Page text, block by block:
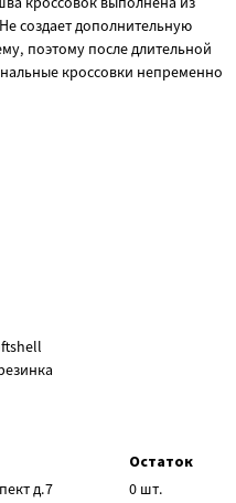
создает дополнительную
поэтому после длительной
кроссовки непременно
Остаток
д.7 0 шт.